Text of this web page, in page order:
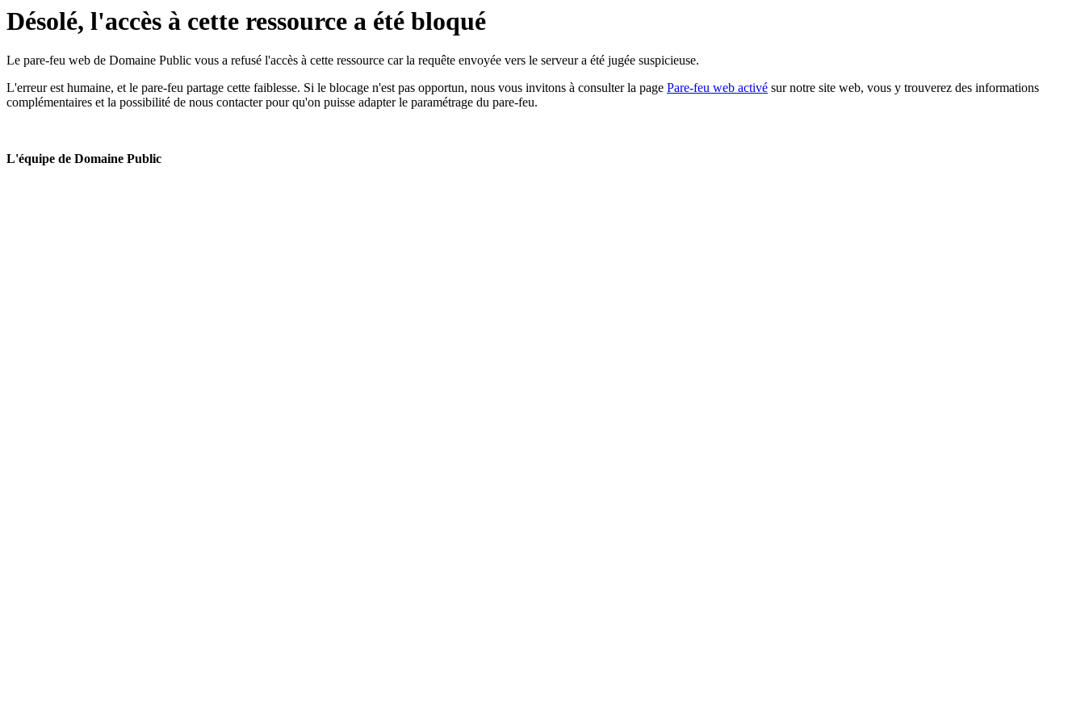
Désolé, l'accès à cette ressource a été bloqué
Le pare-feu web de Domaine Public vous a refusé l'accès à cette ressource car la requête envoyée vers le serveur a été jugée suspicieuse.
L'erreur est humaine, et le pare-feu partage cette faiblesse. Si le blocage n'est pas opportun, nous vous invitons à consulter la page Pare-feu web activé sur notre site web, vous y trouverez des informations
complémentaires et la possibilité de nous contacter pour qu'on puisse adapter le paramétrage du pare-feu.
L'équipe de Domaine Public